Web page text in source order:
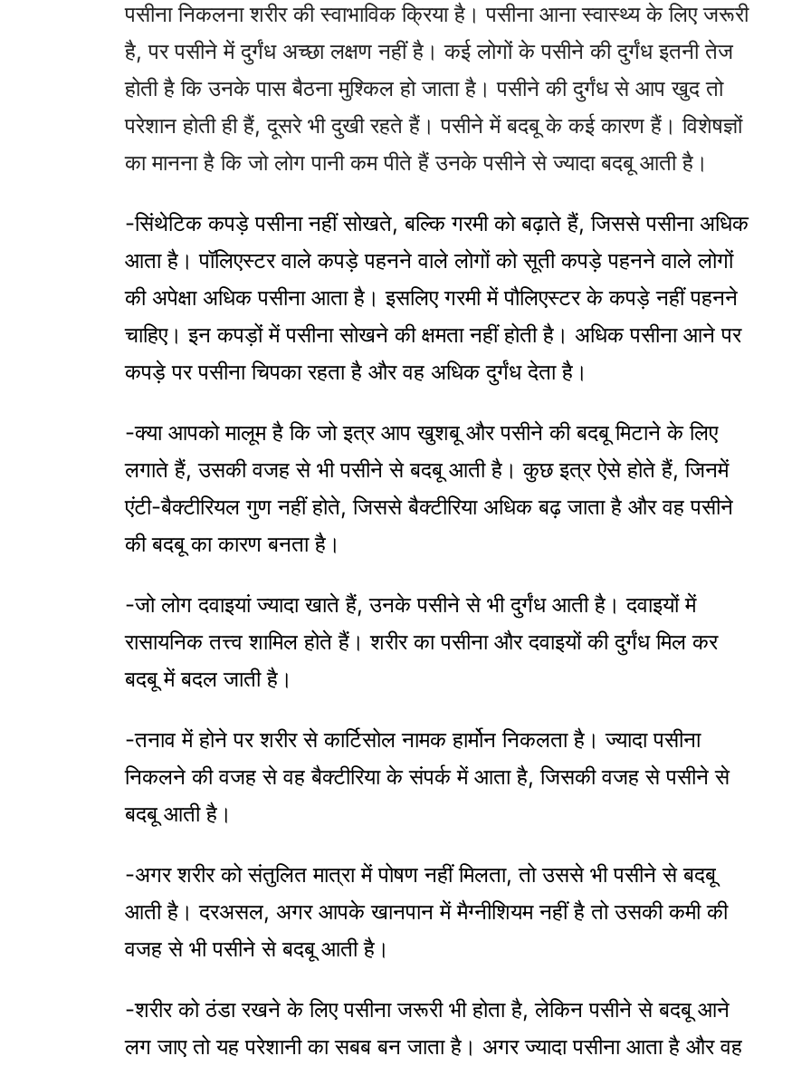
पसीना निकलना शरीर की स्वाभाविक क्रिया है। पसीना आना स्वास्थ्य के लिए जरूरी
है, पर पसीने में दुर्गंध अच्छा लक्षण नहीं है। कई लोगों के पसीने की दुर्गंध इतनी तेज
होती है कि उनके पास बैठना मुश्किल हो जाता है। पसीने की दुर्गंध से आप खुद तो
परेशान होती ही हैं, दूसरे भी दुखी रहते हैं। पसीने में बदबू के कई कारण हैं। विशेषज्ञों
का मानना है कि जो लोग पानी कम पीते हैं उनके पसीने से ज्यादा बदबू आती है।
-सिंथेटिक कपड़े पसीना नहीं सोखते, बल्कि गरमी को बढ़ाते हैं, जिससे पसीना अधिक
आता है। पॉलिएस्टर वाले कपड़े पहनने वाले लोगों को सूती कपड़े पहनने वाले लोगों
की अपेक्षा अधिक पसीना आता है। इसलिए गरमी में पौलिएस्टर के कपड़े नहीं पहनने
चाहिए। इन कपड़ों में पसीना सोखने की क्षमता नहीं होती है। अधिक पसीना आने पर
कपड़े पर पसीना चिपका रहता है और वह अधिक दुर्गंध देता है।
-क्या आपको मालूम है कि जो इत्र आप खुशबू और पसीने की बदबू मिटाने के लिए
लगाते हैं, उसकी वजह से भी पसीने से बदबू आती है। कुछ इत्र ऐसे होते हैं, जिनमें
एंटी-बैक्टीरियल गुण नहीं होते, जिससे बैक्टीरिया अधिक बढ़ जाता है और वह पसीने
की बदबू का कारण बनता है।
-जो लोग दवाइयां ज्यादा खाते हैं, उनके पसीने से भी दुर्गंध आती है। दवाइयों में
रासायनिक तत्त्व शामिल होते हैं। शरीर का पसीना और दवाइयों की दुर्गंध मिल कर
बदबू में बदल जाती है।
-तनाव में होने पर शरीर से कार्टिसोल नामक हार्मोन निकलता है। ज्यादा पसीना
निकलने की वजह से वह बैक्टीरिया के संपर्क में आता है, जिसकी वजह से पसीने से
बदबू आती है।
-अगर शरीर को संतुलित मात्रा में पोषण नहीं मिलता, तो उससे भी पसीने से बदबू
आती है। दरअसल, अगर आपके खानपान में मैग्नीशियम नहीं है तो उसकी कमी की
वजह से भी पसीने से बदबू आती है।
-शरीर को ठंडा रखने के लिए पसीना जरूरी भी होता है, लेकिन पसीने से बदबू आने
लग जाए तो यह परेशानी का सबब बन जाता है। अगर ज्यादा पसीना आता है और वह